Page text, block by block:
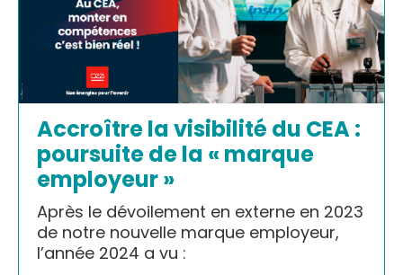
Accroître la visibilité du CEA :
poursuite de la « marque
employeur »
Après le dévoilement en externe en 2023
de notre nouvelle marque employeur,
l’année 2024 a vu :